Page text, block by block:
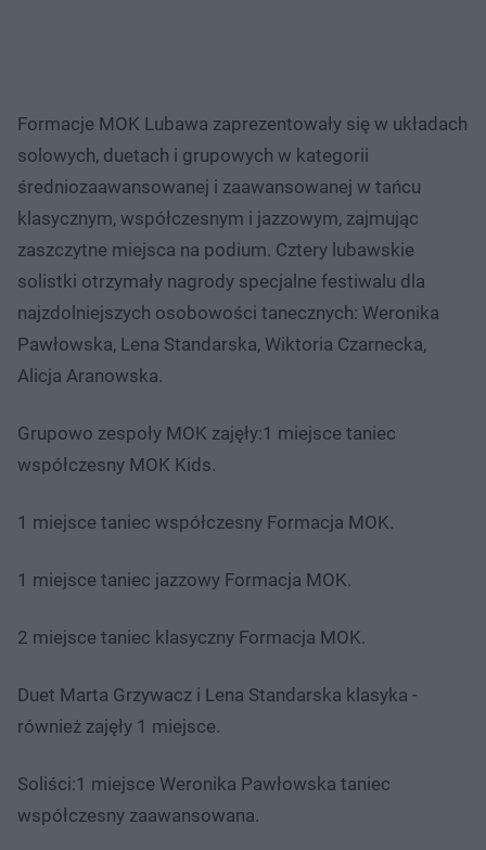
Formacje MOK Lubawa zaprezentowały się w układach
solowych, duetach i grupowych w kategorii
średniozaawansowanej i zaawansowanej w tańcu
klasycznym, współczesnym i jazzowym, zajmując
zaszczytne miejsca na podium. Cztery lubawskie
solistki otrzymały nagrody specjalne festiwalu dla
najzdolniejszych osobowości tanecznych: Weronika
Pawłowska, Lena Standarska, Wiktoria Czarnecka,
Alicja Aranowska.
Grupowo zespoły MOK zajęły:1 miejsce taniec
współczesny MOK Kids.
1 miejsce taniec współczesny Formacja MOK.
1 miejsce taniec jazzowy Formacja MOK.
2 miejsce taniec klasyczny Formacja MOK.
Duet Marta Grzywacz i Lena Standarska klasyka -
również zajęły 1 miejsce.
Soliści:1 miejsce Weronika Pawłowska taniec
współczesny zaawansowana.